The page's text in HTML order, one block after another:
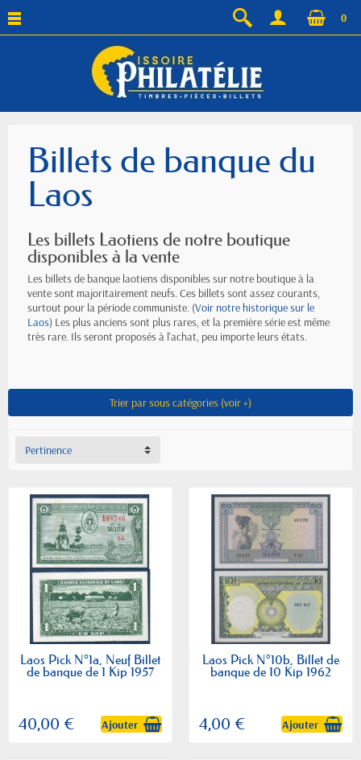
0
Billets de banque du
Laos
Les billets Laotiens de notre boutique
disponibles à la vente
Les billets de banque laotiens disponibles sur notre boutique à la
vente sont majoritairement neufs. Ces billets sont assez courants,
surtout pour la période communiste. (Voir notre historique sur le
Laos) Les plus anciens sont plus rares, et la première série est même
très rare. Ils seront proposés à l'achat, peu importe leurs états.
Trier par sous catégories (voir +)
Pertinence
Laos Pick N°1a, Neuf Billet
de banque de 1 Kip 1957
40,00 € Ajouter
Laos Pick N°10b, Billet de
banque de 10 Kip 1962
4,00 € Ajouter